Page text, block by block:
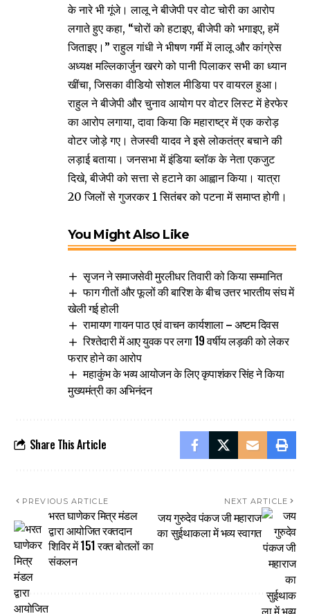
के नारे भी गूंजे। लालू ने बीजेपी पर वोट चोरी का आरोप
लगाते हुए कहा, “चोरों को हटाइए, बीजेपी को भगाइए, हमें
जिताइए।” राहुल गांधी ने भीषण गर्मी में लालू और कांग्रेस
अध्यक्ष मल्लिकार्जुन खरगे को पानी पिलाकर सभी का ध्यान
खींचा, जिसका वीडियो सोशल मीडिया पर वायरल हुआ।
राहुल ने बीजेपी और चुनाव आयोग पर वोटर लिस्ट में हेरफेर
का आरोप लगाया, दावा किया कि महाराष्ट्र में एक करोड़
वोटर जोड़े गए। तेजस्वी यादव ने इसे लोकतंत्र बचाने की
लड़ाई बताया। जनसभा में इंडिया ब्लॉक के नेता एकजुट
दिखे, बीजेपी को सत्ता से हटाने का आह्वान किया। यात्रा
20 जिलों से गुजरकर 1 सितंबर को पटना में समाप्त होगी।
You Might Also Like
सृजन ने समाजसेवी मुरलीधर तिवारी को किया सम्मानित
फाग गीतों और फूलों की बारिश के बीच उत्तर भारतीय संघ में
खेली गई होली
रामायण गायन पाठ एवं वाचन कार्यशाला – अष्टम दिवस
रिश्तेदारी में आए युवक पर लगा 19 वर्षीय लड़की को लेकर
फरार होने का आरोप
महाकुंभ के भव्य आयोजन के लिए कृपाशंकर सिंह ने किया
मुख्यमंत्री का अभिनंदन
Share This Article
PREVIOUS ARTICLE
भरत घाणेकर मित्र मंडल
द्वारा आयोजित रक्तदान
शिविर में 151 रक्त बोतलों का
संकलन
NEXT ARTICLE
जय गुरुदेव पंकज जी महाराज
का सुईथाकला में भव्य स्वागत